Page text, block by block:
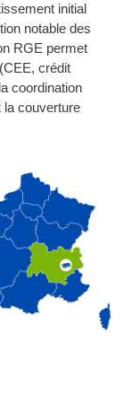
initial
notable des
RGE permet
crédit
coordination
la couverture